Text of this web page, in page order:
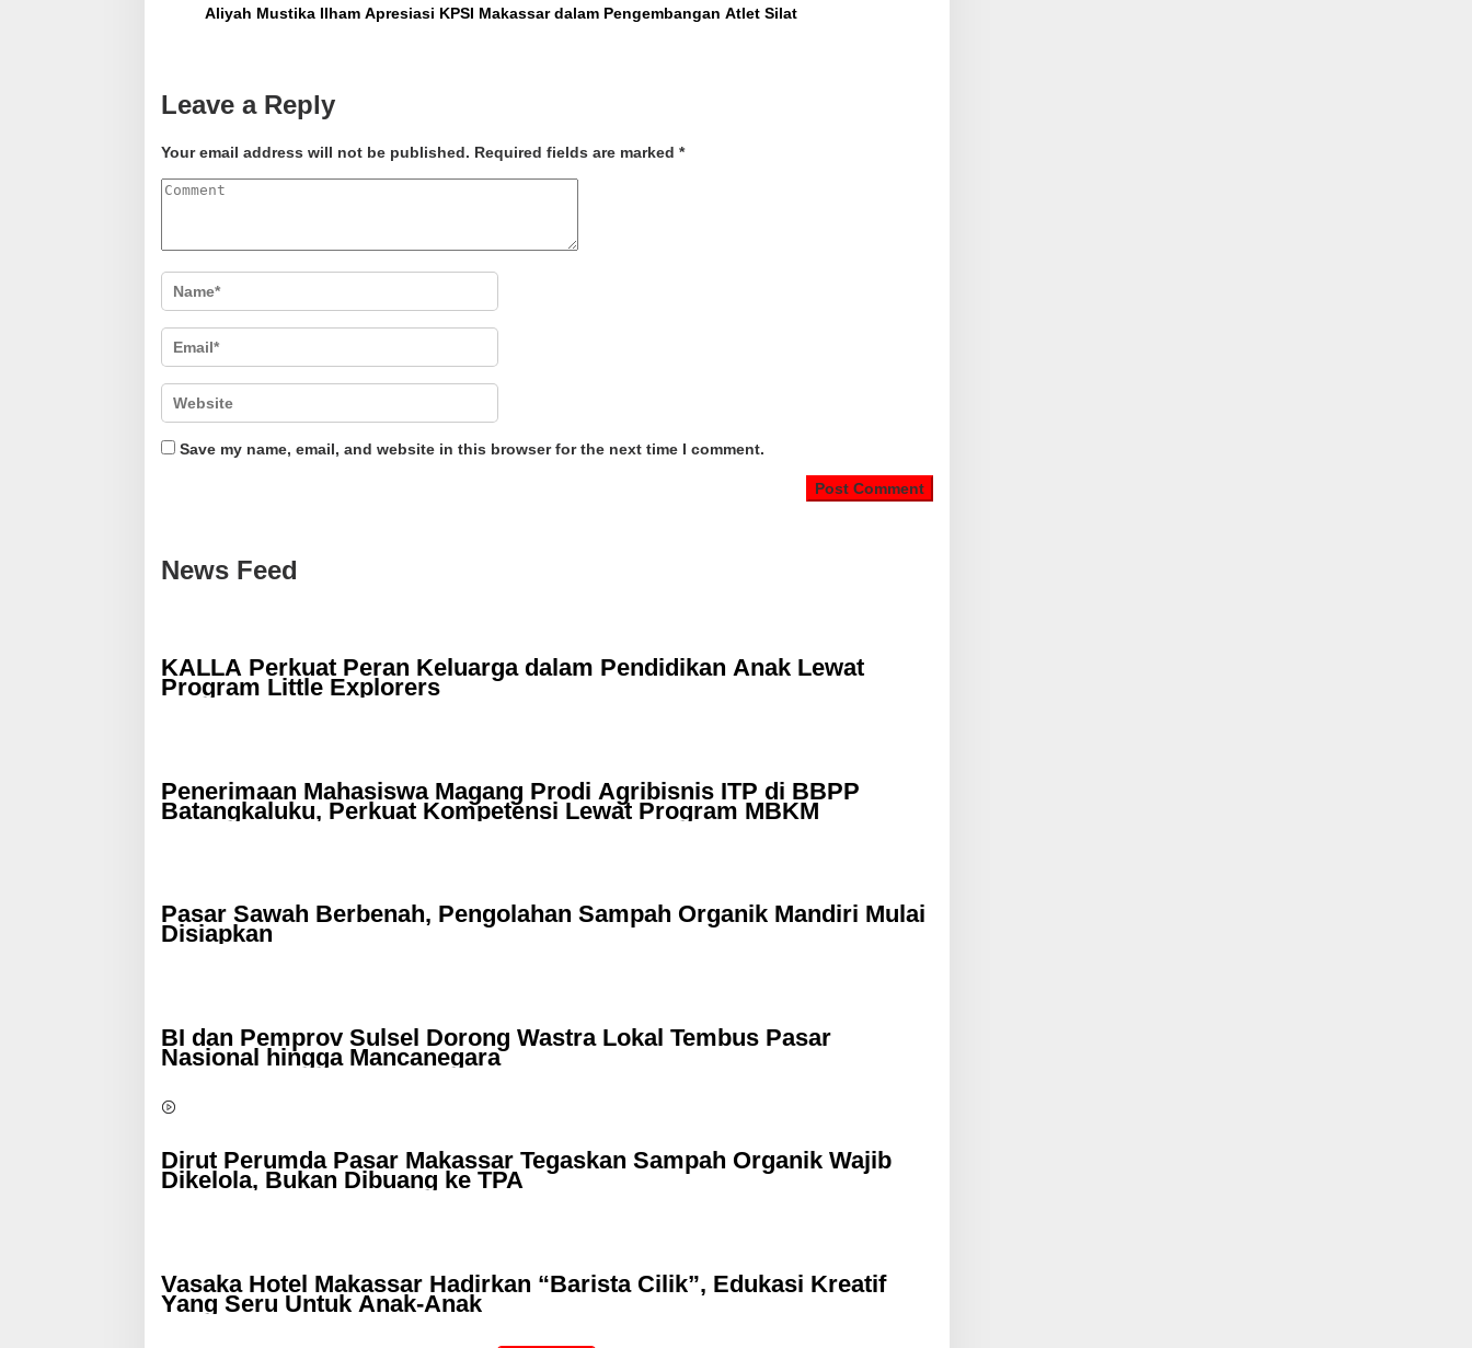
Aliyah Mustika Ilham Apresiasi KPSI Makassar dalam Pengembangan Atlet Silat
Leave a Reply
Your email address will not be published. Required fields are marked *
Save my name, email, and website in this browser for the next time I comment.
News Feed
KALLA Perkuat Peran Keluarga dalam Pendidikan Anak Lewat
Program Little Explorers
Penerimaan Mahasiswa Magang Prodi Agribisnis ITP di BBPP
Batangkaluku, Perkuat Kompetensi Lewat Program MBKM
Pasar Sawah Berbenah, Pengolahan Sampah Organik Mandiri Mulai
Disiapkan
BI dan Pemprov Sulsel Dorong Wastra Lokal Tembus Pasar
Nasional hingga Mancanegara
Dirut Perumda Pasar Makassar Tegaskan Sampah Organik Wajib
Dikelola, Bukan Dibuang ke TPA
Vasaka Hotel Makassar Hadirkan “Barista Cilik”, Edukasi Kreatif
Yang Seru Untuk Anak-Anak